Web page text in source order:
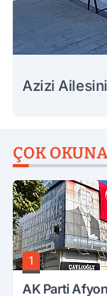
Azizi
ÇOK
1
AK Parti